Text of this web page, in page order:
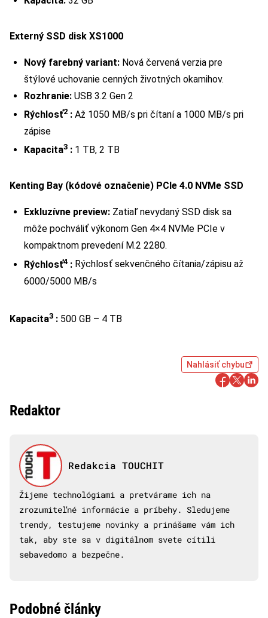
Externý SSD disk XS1000
Nový farebný variant: Nová červená verzia pre
štýlové uchovanie cenných životných okamihov.
Rozhranie: USB 3.2 Gen 2
Rýchlosť2 : Až 1050 MB/s pri čítaní a 1000 MB/s pri
zápise
Kapacita3 : 1 TB, 2 TB
Kenting Bay (kódové označenie) PCIe 4.0 NVMe SSD
Exkluzívne preview: Zatiaľ nevydaný SSD disk sa
môže pochváliť výkonom Gen 4×4 NVMe PCIe v
kompaktnom prevedení M.2 2280.
Rýchlosť4 : Rýchlosť sekvenčného čítania/zápisu až
6000/5000 MB/s
Kapacita3 : 500 GB – 4 TB
Nahlásiť chybu
Redaktor
Redakcia TOUCHIT
Žijeme technológiami a pretvárame ich na
zrozumiteľné informácie a príbehy. Sledujeme
trendy, testujeme novinky a prinášame vám ich
tak, aby ste sa v digitálnom svete cítili
sebavedomo a bezpečne.
Podobné články